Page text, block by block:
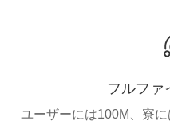
フルファ
ユーザーには100M、寮